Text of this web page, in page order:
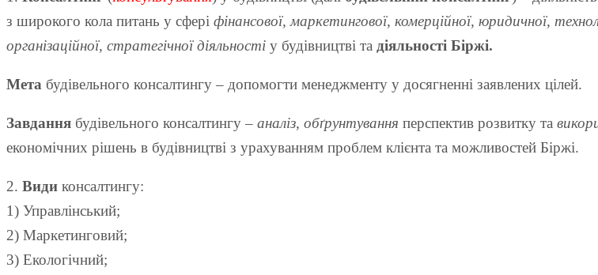
з широкого кола питань у сфері фінансової, маркетингової, комерційної, юридичної,
організаційної, стратегічної діяльності у будівництві та діяльності Біржі.
Мета будівельного консалтингу – допомогти менеджменту у досягненні заявлених цілей.
Завдання будівельного консалтингу – аналіз, обґрунтування перспектив розвитку та
економічних рішень в будівництві з урахуванням проблем клієнта та можливостей Біржі.
2. Види консалтингу:
1) Управлінський;
2) Маркетинговий;
3) Екологічний;